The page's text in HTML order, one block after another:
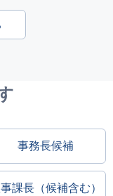
事務長候補
課長（候補含む）